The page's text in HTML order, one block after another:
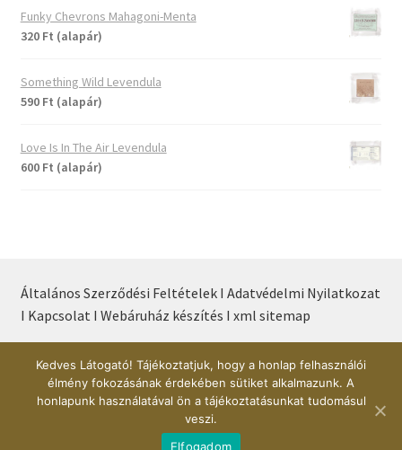
Funky Chevrons Mahagoni-Menta
320 Ft (alapár)
Something Wild Levendula
590 Ft (alapár)
Love Is In The Air Levendula
600 Ft (alapár)
Általános Szerződési Feltételek I Adatvédelmi Nyilatkozat
I Kapcsolat I Webáruház készítés I xml sitemap
© Árnika Webáruház 2017
Kedves Látogató! Tájékoztatjuk, hogy a honlap felhasználói
élmény fokozásának érdekében sütiket alkalmazunk. A
honlapunk használatával ön a tájékoztatásunkat tudomásul
veszi.
Elfogadom